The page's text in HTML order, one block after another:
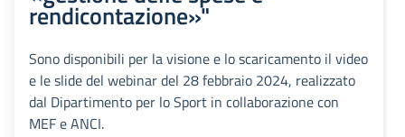
rendicontazione»"
Sono disponibili per la visione e lo scaricamento il video
e le slide del webinar del 28 febbraio 2024, realizzato
dal Dipartimento per lo Sport in collaborazione con
MEF e ANCI.